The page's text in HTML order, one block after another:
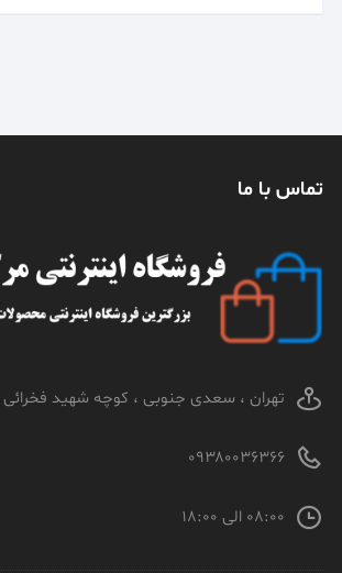
تماس با ما
تهران ، سعدی جنوبی ، کوچه شهید فخرائی
۰۹۳۸۰۰۳۶۳۶۶
۰۸:۰۰ الی ۱۸:۰۰